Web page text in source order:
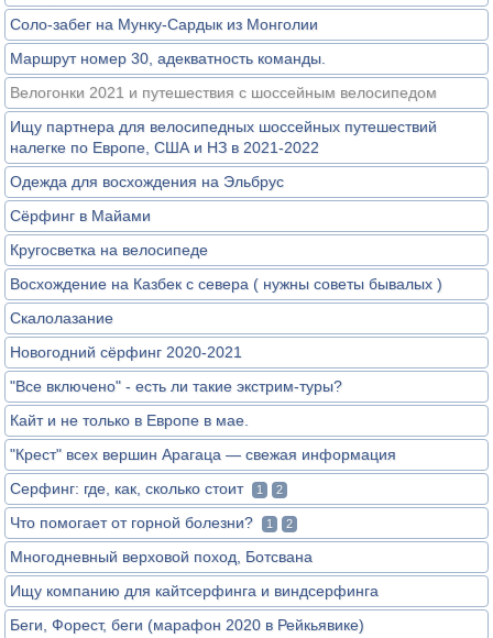
Соло-забег на Мунку-Сардык из Монголии
Маршрут номер 30, адекватность команды.
Велогонки 2021 и путешествия с шоссейным велосипедом
Ищу партнера для велосипедных шоссейных путешествий
налегке по Европе, США и НЗ в 2021-2022
Одежда для восхождения на Эльбрус
Сёрфинг в Майами
Кругосветка на велосипеде
Восхождение на Казбек с севера ( нужны советы бывалых )
Скалолазание
Новогодний сёрфинг 2020-2021
"Все включено" - есть ли такие экстрим-туры?
Кайт и не только в Европе в мае.
"Крест" всех вершин Арагаца — свежая информация
Серфинг: где, как, сколько стоит
1 2
Что помогает от горной болезни? 1 2
Многодневный верховой поход, Ботсвана
Ищу компанию для кайтсерфинга и виндсерфинга
Беги, Форест, беги (марафон 2020 в Рейкьявике)